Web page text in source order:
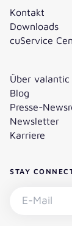
Kontakt
Downloads
cuService
Über valantic
Blog
Presse-
Newsletter
Karriere
STAY